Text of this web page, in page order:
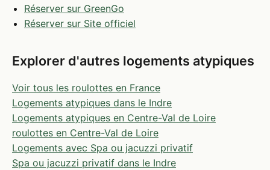
Réserver sur GreenGo
Réserver sur Site officiel
Explorer d'autres logements atypiques
Voir tous les roulottes en France
Logements atypiques dans le Indre
Logements atypiques en Centre-Val de Loire
roulottes en Centre-Val de Loire
Logements avec Spa ou jacuzzi privatif
Spa ou jacuzzi privatif dans le Indre